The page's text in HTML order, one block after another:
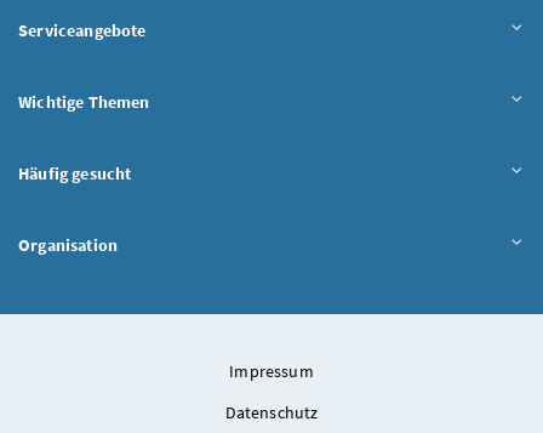
Serviceangebote
Wichtige Themen
Häufig gesucht
Organisation
Impressum
Datenschutz